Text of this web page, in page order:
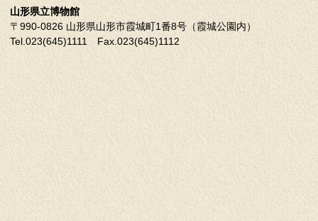
山形県立博物館
〒990-0826 山形県山形市霞城町1番8号（霞城公園内）
Tel.023(645)1111 Fax.023(645)1112